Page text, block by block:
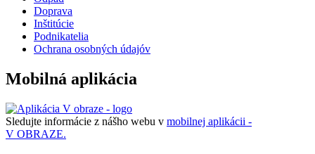
Doprava
Inštitúcie
Podnikatelia
Ochrana osobných údajóv
Mobilná aplikácia
Sledujte informácie z nášho webu v mobilnej aplikácii -
V OBRAZE.